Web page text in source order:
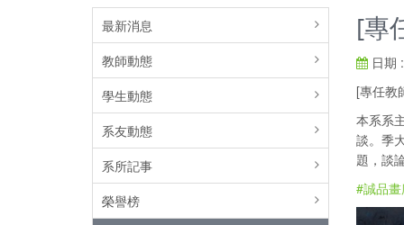
最新消息
教師動態
學生動態
系友動態
系所記事
榮譽榜
[專
日期
[專任教
本系系
談。季
題，談
#誠品畫